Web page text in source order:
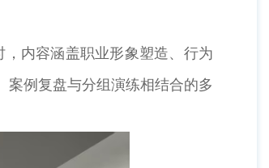
内容涵盖职业形象塑造、行为
例复盘与分组演练相结合的多